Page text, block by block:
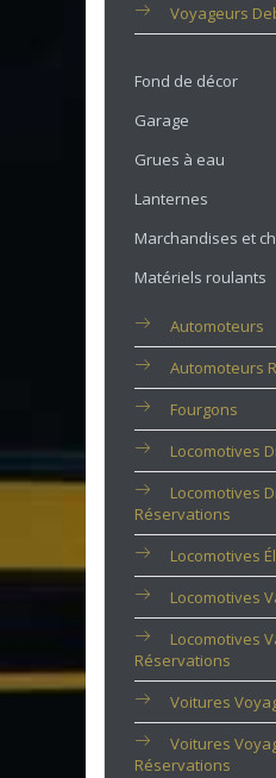
Voyageurs
Fond de décor
Garage
Grues à eau
Lanternes
Marchandises et
Matériels roulants
Automoteurs
Automoteurs
Fourgons
Locomotives
Locomotives
Réservations
Locomotives
Locomotives
Locomotives
Réservations
Voitures
Voitures
Réservations